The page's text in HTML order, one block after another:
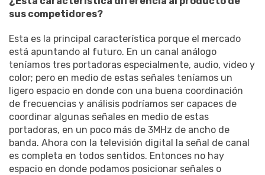
sus competidores?
Esta es la principal característica porque el mercado
está apuntando al futuro. En un canal análogo
teníamos tres portadoras especialmente, audio, video y
color; pero en medio de estas señales teníamos un
ligero espacio en donde con una buena coordinación
de frecuencias y análisis podríamos ser capaces de
coordinar algunas señales en medio de estas
portadoras, en un poco más de 3MHz de ancho de
banda. Ahora con la televisión digital la señal de canal
es completa en todos sentidos. Entonces no hay
espacio en donde podamos posicionar señales o